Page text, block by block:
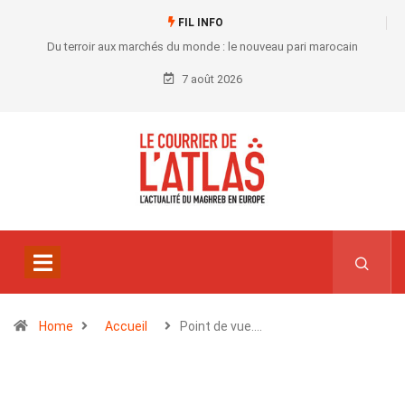
FIL INFO
Du terroir aux marchés du monde : le nouveau pari marocain
7 août 2026
Home Accueil Point de vue.…